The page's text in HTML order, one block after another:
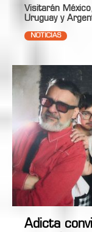
Visitarán
Uruguay y
NOTICIAS
Adicta